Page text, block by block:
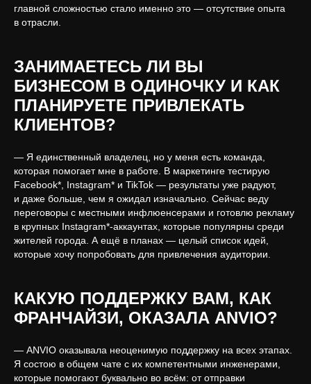
главной сложностью стало именно это — отсутствие опыта
в отрасли.
ЗАНИМАЕТЕСЬ ЛИ ВЫ
БИЗНЕСОМ В ОДИНОЧКУ И КАК
ПЛАНИРУЕТЕ ПРИВЛЕКАТЬ
КЛИЕНТОВ?
— Я единственный владелец, но у меня есть команда,
которая помогает мне в работе. В маркетинге тестирую
Facebook*, Instagram* и TikTok — результаты уже радуют,
и даже больше, чем я ожидал изначально. Сейчас веду
переговоры с местными инфлюенсерами и готовлю рекламу
в крупных Instagram*-аккаунтах, которые популярны среди
жителей города. А ещё в планах — целый список идей,
которые хочу попробовать для привлечения аудитории.
КАКУЮ ПОДДЕРЖКУ ВАМ, КАК
ФРАНЧАЙЗИ, ОКАЗАЛА ANVIO?
— ANVIO оказывала неоценимую поддержку на всех этапах.
Я состою в общем чате с их компетентными инженерами,
которые помогают буквально во всём: от отправки
ОТПРАВИТЬ ЗАЯВКУ
Политика в отношении файлов cookie
Общие правила предоставления услуг
Игры
Франшиза
VR-киберспорт
Блог
FAQ
Партнёрская программа